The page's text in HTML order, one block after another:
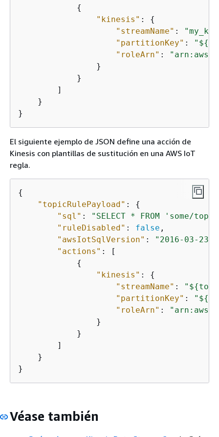
{
"kinesis" : {
"streamName" :
"partitionKey" : "${
"roleArn" :
                }
            }
        ]
    }
}
El siguiente ejemplo de JSON define una acción de
Kinesis con plantillas de sustitución en una AWS IoT
regla.
{
"topicRulePayload" : {
"sql" :
"SELECT * FROM 'some/
"ruleDisabled" : false ,
"awsIotSqlVersion" : "2016-03-23"
"actions" : [
{
"kinesis" : {
"streamName" : "${
"partitionKey" : "${
"roleArn" :
                }
            }
        ]
    }
}
Véase también